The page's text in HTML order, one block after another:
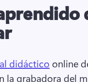
didáctico online
la grabadora del